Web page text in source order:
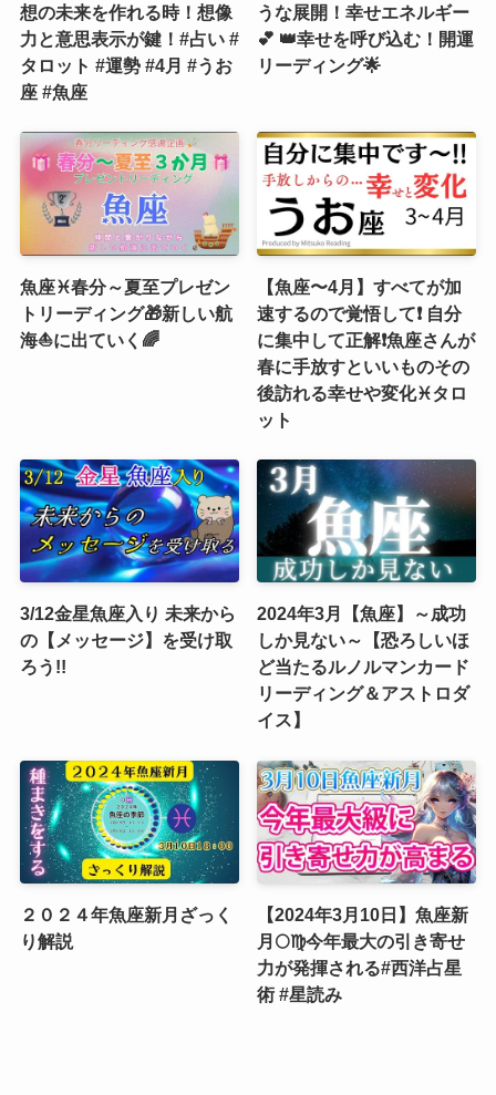
想の未来を作れる時！想像
力と意思表示が鍵！#占い #
タロット #運勢 #4月 #うお
座 #魚座
うな展開！幸せエネルギー
💕 👑幸せを呼び込む！開運
リーディング🌟
魚座♓春分～夏至プレゼン
トリーディング🎁新しい航
海⛵️に出ていく🌈
【魚座〜4月】すべてが加
速するので覚悟して❗️ 自分
に集中して正解❗️魚座さんが
春に手放すといいものその
後訪れる幸せや変化♓️タロ
ット
3/12金星魚座入り 未来から
の【メッセージ】を受け取
ろう!!
2024年3月【魚座】～成功
しか見ない～【恐ろしいほ
ど当たるルノルマンカード
リーディング＆アストロダ
イス】
２０２４年魚座新月ざっく
り解説
【2024年3月10日】魚座新
月🌕♍️今年最大の引き寄せ
力が発揮される#西洋占星
術 #星読み